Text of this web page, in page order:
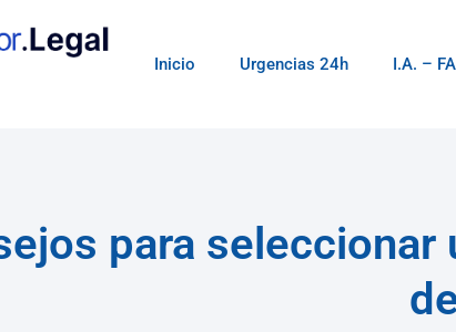
Inicio Urgencias 24h I.A. –
para seleccionar